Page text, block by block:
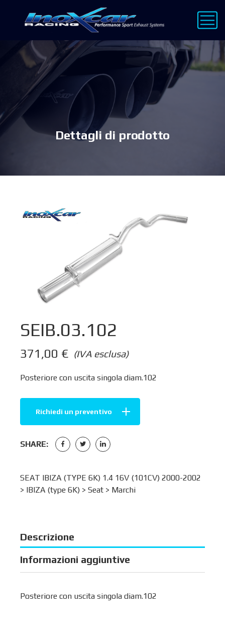
Dettagli di prodotto
SEIB.03.102
(IVA esclusa)
371,00 €
Posteriore con uscita singola diam.102
Richiedi un preventivo
SHARE:
SEAT IBIZA (TYPE 6K) 1.4 16V (101CV) 2000-2002
> IBIZA (type 6K) > Seat > Marchi
Descrizione
Informazioni aggiuntive
Posteriore con uscita singola diam.102